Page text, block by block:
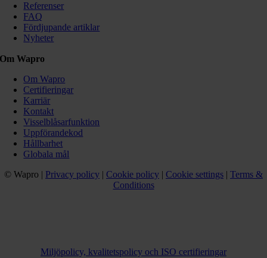
Referenser
FAQ
Fördjupande artiklar
Nyheter
Om Wapro
Om Wapro
Certifieringar
Karriär
Kontakt
Visselblåsarfunktion
Uppförandekod
Hållbarhet
Globala mål
© Wapro | Privacy policy | Cookie policy | Cookie settings | Terms &
Conditions
Miljöpolicy, kvalitetspolicy och ISO certifieringar